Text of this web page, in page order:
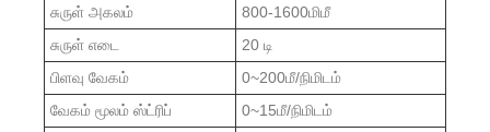
சுருள் அகலம்
800-1600மிமீ
சுருள் எடை
20 டி
பிளவு வேகம்
0~200மீ/நிமிடம்
வேகம் மூலம் ஸ்ட்ரிப்
0~15மீ/நிமிடம்